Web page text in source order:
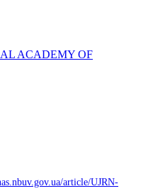
ACADEMY OF
article/UJRN-